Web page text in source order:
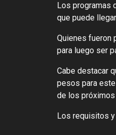
Los programas
que puede
Quienes fueron
para luego ser
Cabe destacar
pesos para
de los
Los requisitos